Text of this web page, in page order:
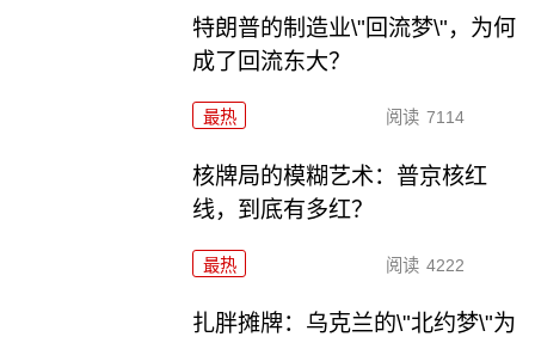
特朗普的制造业\"回流梦\"，为何
成了回流东大？
最热 阅读 7114
核牌局的模糊艺术：普京核红
线，到底有多红？
最热 阅读 4222
扎胖摊牌：乌克兰的\"北约梦\"为